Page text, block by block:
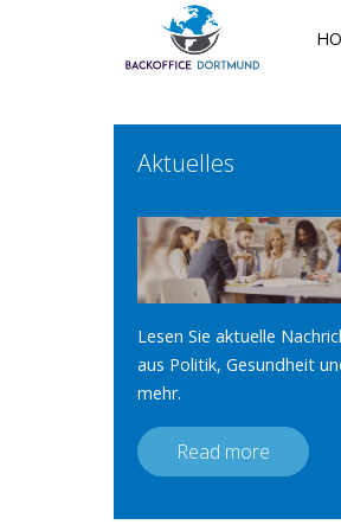
Aktuelles
Lesen Sie aktuelle
aus Politik, Gesundheit
mehr.
Read more